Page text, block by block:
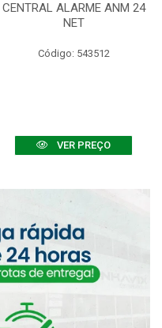
CENTRAL ALARME ANM 24
NET
Código: 543512
VER PREÇO